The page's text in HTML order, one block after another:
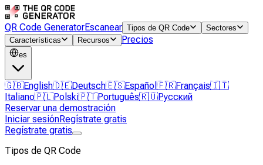
QR Code GeneratorEscanear Tipos de QR Code
Sectores
Características
Recursos Precios
es
🇬🇧English🇩🇪Deutsch🇪🇸Español 🇫🇷Français🇮🇹
Italiano🇵🇱Polski🇵🇹Português🇷🇺Русский
Reservar una demostración
Iniciar sesiónRegístrate gratis
Regístrate gratis
Tipos de QR Code